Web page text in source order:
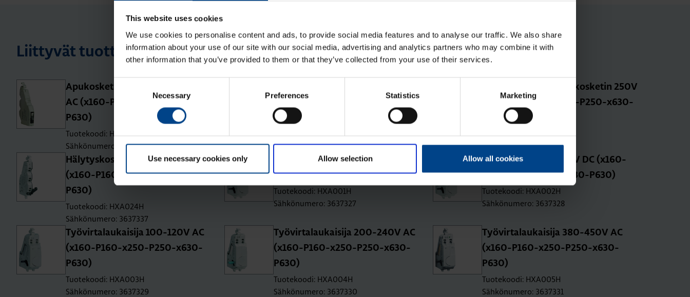
This website uses cookies
We use cookies to personalise content and ads, to provide social media features and to analyse our traffic. We also share
information about your use of our site with our social media, advertising and analytics partners who may combine it with
other information that you’ve provided to them or that they’ve collected from your use of their services.
Necessary Preferences Statistics Marketing
Use necessary cookies only Allow selection Allow all cookies
Liittyvät tuotteet
Apu­kos­ke­tin 1 vaih­to­kos­ke­tin 125V
AC (x160-P160-x250-P250-x630-
P630)
Tuotekoodi: HXA025H
Sähkönumero: 3637338
P630)
Tuotekoodi: HXA026H
Sähkönumero: 3637339
Apu­kos­ke­tin 1 vaih­to­kos­ke­tin 250V
AC (x160-P160-x250-P250-x630-
P630)
Tuotekoodi: HXA021H
Sähkönumero: 3637336
Hä­ly­tys­kos­ke­tin 1s+1a 250V AC
(x160-P160-x250-P250-x630-
P630)
Tuotekoodi: HXA024H
Sähkönumero: 3637337
Työ­vir­ta­lau­kai­si­ja 24V DC (x160-
P160-x250-P250-x630-P630)
Tuotekoodi: HXA001H
Sähkönumero: 3637327
Työ­vir­ta­lau­kai­si­ja 48V DC (x160-
P160-x250-P250-x630-P630)
Tuotekoodi: HXA002H
Sähkönumero: 3637328
Työ­vir­ta­lau­kai­si­ja 100-120V AC
(x160-P160-x250-P250-x630-
P630)
Tuotekoodi: HXA003H
Sähkönumero: 3637329
Työ­vir­ta­lau­kai­si­ja 200-240V AC
(x160-P160-x250-P250-x630-
P630)
Tuotekoodi: HXA004H
Sähkönumero: 3637330
Työ­vir­ta­lau­kai­si­ja 380-450V AC
(x160-P160-x250-P250-x630-
P630)
Tuotekoodi: HXA005H
Sähkönumero: 3637331